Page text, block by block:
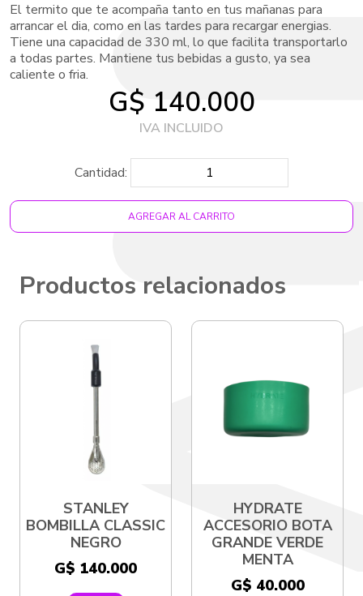
El termito que te acompaña tanto en tus mañanas para
arrancar el dia, como en las tardes para recargar energias.
Tiene una capacidad de 330 ml, lo que facilita transportarlo
a todas partes. Mantiene tus bebidas a gusto, ya sea
caliente o fria.
G$ 140.000
Cantidad:
AGREGAR AL CARRITO
Productos relacionados
STANLEY
BOMBILLA CLASSIC
NEGRO
G$ 140.000
HYDRATE
ACCESORIO BOTA
GRANDE VERDE
MENTA
G$ 40.000